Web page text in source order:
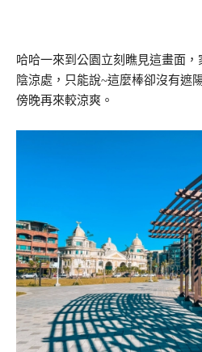
哈哈一來到公園立刻瞧見這畫面
陰涼處，只能說~這麼棒卻沒有遮
傍晚再來較涼爽。